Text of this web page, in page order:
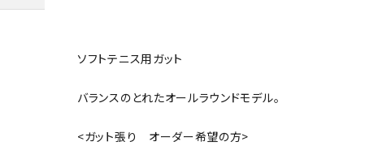
ソフトテニス用ガット
バランスのとれたオールラウンドモデル。
<ガット張り オーダー希望の方>